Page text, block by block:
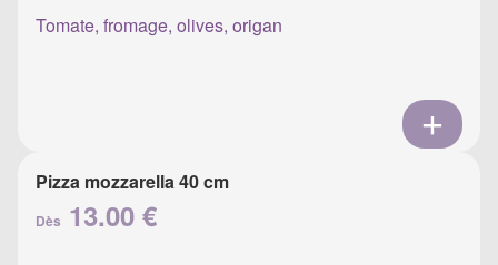
Tomate, fromage, olives, origan
Pizza mozzarella 40 cm
Dès 13.00 €